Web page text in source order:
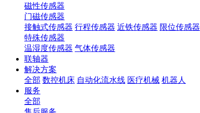
磁性传感器
门磁传感器
接触式传感器 行程传感器 近铁传感器 限位传感器
特殊传感器
温湿度传感器 气体传感器
联轴器
解决方案
全部 数控机床 自动化流水线 医疗机械 机器人
服务
全部